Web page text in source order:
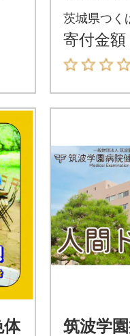
サポー
茨城県つく
寄付金額
体
筑波学